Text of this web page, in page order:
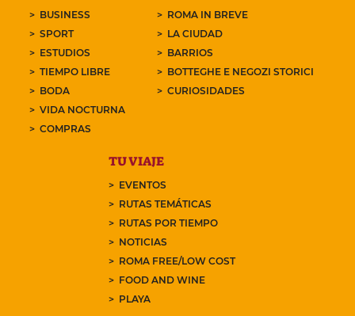
BUSINESS
SPORT
ESTUDIOS
TIEMPO LIBRE
BODA
VIDA NOCTURNA
COMPRAS
ROMA IN BREVE
LA CIUDAD
BARRIOS
BOTTEGHE E NEGOZI STORICI
CURIOSIDADES
TU VIAJE
EVENTOS
RUTAS TEMÁTICAS
RUTAS POR TIEMPO
NOTICIAS
ROMA FREE/LOW COST
FOOD AND WINE
PLAYA